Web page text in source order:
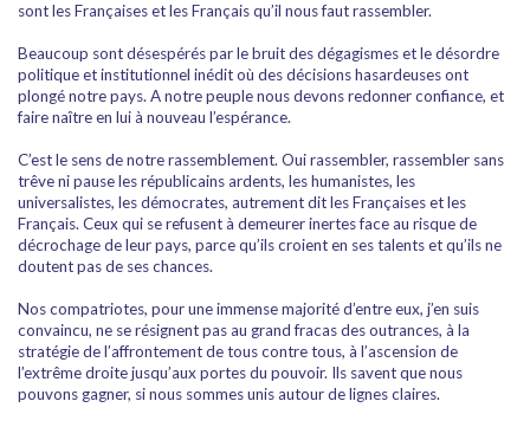
sont les Françaises et les Français qu’il nous faut rassembler.
Beaucoup sont désespérés par le bruit des dégagismes et le désordre
politique et institutionnel inédit où des décisions hasardeuses ont
plongé notre pays. A notre peuple nous devons redonner confiance, et
faire naître en lui à nouveau l’espérance.
C’est le sens de notre rassemblement. Oui rassembler, rassembler sans
trêve ni pause les républicains ardents, les humanistes, les
universalistes, les démocrates, autrement dit les Françaises et les
Français. Ceux qui se refusent à demeurer inertes face au risque de
décrochage de leur pays, parce qu’ils croient en ses talents et qu’ils ne
doutent pas de ses chances.
Nos compatriotes, pour une immense majorité d’entre eux, j’en suis
convaincu, ne se résignent pas au grand fracas des outrances, à la
stratégie de l’affrontement de tous contre tous, à l’ascension de
l’extrême droite jusqu’aux portes du pouvoir. Ils savent que nous
pouvons gagner, si nous sommes unis autour de lignes claires.